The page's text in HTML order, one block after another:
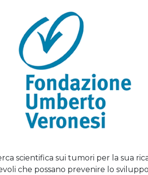
scientifica sui tumori per la sua
che possano prevenire lo